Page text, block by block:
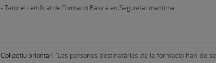
- Tenir el certificat de Formació Bàsica en Seguretat marítima
Col·lectiu prioritari *Les persones destinatàries de la formació han de